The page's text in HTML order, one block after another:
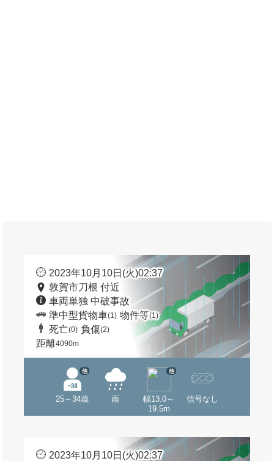
2023年10月10日(火)02:37
敦賀市刀根 付近
車両単独 中破事故
準中型貨物車(1) 物件等(1)
死亡(0) 負傷(2)
距離4090m
25～34歳
他
雨
幅13.0～
19.5m
他
信号なし
2023年10月10日(火)02:37